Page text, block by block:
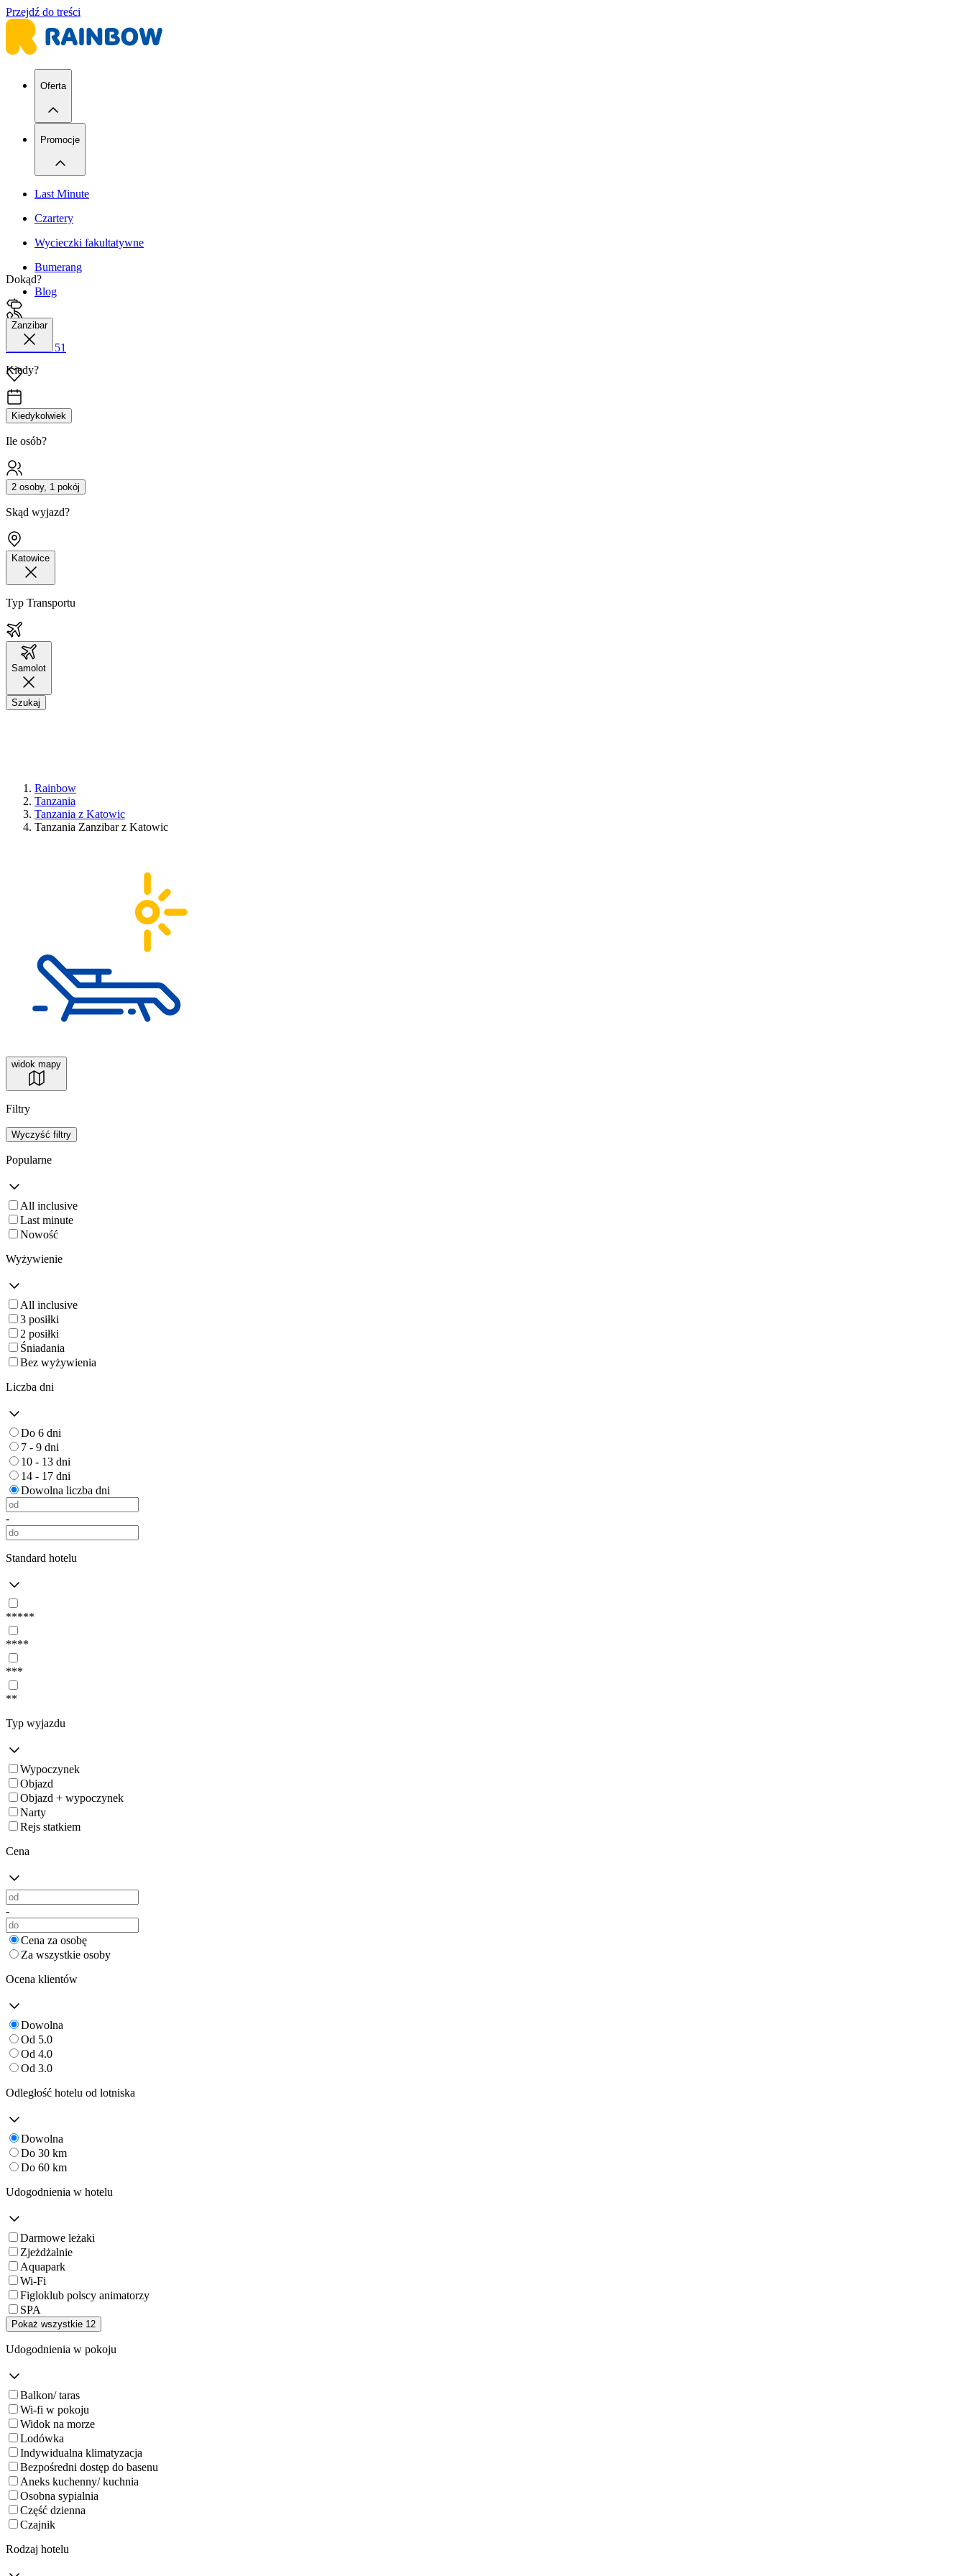
Przejdź do treści
Oferta
Promocje
Last Minute
Czartery
Wycieczki fakultatywne
Bumerang
Blog
42 680 38 51
Dokąd?
Zanzibar
Kiedy?
Kiedykolwiek
Ile osób?
2 osoby, 1 pokój
Skąd wyjazd?
Katowice
Typ Transportu
Samolot
Szukaj
Rainbow
Tanzania
Tanzania z Katowic
Tanzania Zanzibar z Katowic
widok mapy
Filtry
Wyczyść filtry
Popularne
All inclusive
Last minute
Nowość
Wyżywienie
All inclusive
3 posiłki
2 posiłki
Śniadania
Bez wyżywienia
Liczba dni
Do 6 dni
7 - 9 dni
10 - 13 dni
14 - 17 dni
Dowolna liczba dni
-
Standard hotelu
*****
****
***
**
Typ wyjazdu
Wypoczynek
Objazd
Objazd + wypoczynek
Narty
Rejs statkiem
Cena
-
Cena za osobę
Za wszystkie osoby
Ocena klientów
Dowolna
Od 5.0
Od 4.0
Od 3.0
Odległość hotelu od lotniska
Dowolna
Do 30 km
Do 60 km
Udogodnienia w hotelu
Darmowe leżaki
Zjeżdżalnie
Aquapark
Wi-Fi
Figloklub polscy animatorzy
SPA
Pokaż wszystkie 12
Udogodnienia w pokoju
Balkon/ taras
Wi-fi w pokoju
Widok na morze
Lodówka
Indywidualna klimatyzacja
Bezpośredni dostęp do basenu
Aneks kuchenny/ kuchnia
Osobna sypialnia
Część dzienna
Czajnik
Rodzaj hotelu